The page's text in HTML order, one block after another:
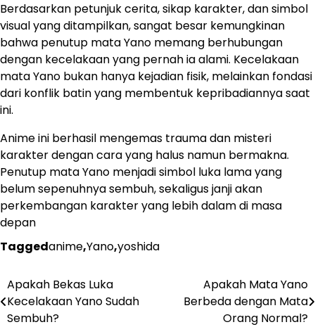
Berdasarkan petunjuk cerita, sikap karakter, dan simbol
visual yang ditampilkan, sangat besar kemungkinan
bahwa penutup mata Yano memang berhubungan
dengan kecelakaan yang pernah ia alami. Kecelakaan
mata Yano bukan hanya kejadian fisik, melainkan fondasi
dari konflik batin yang membentuk kepribadiannya saat
ini.
Anime ini berhasil mengemas trauma dan misteri
karakter dengan cara yang halus namun bermakna.
Penutup mata Yano menjadi simbol luka lama yang
belum sepenuhnya sembuh, sekaligus janji akan
perkembangan karakter yang lebih dalam di masa
depan
Taggedanime,Yano,yoshida
Navigasi
pos
Apakah Bekas Luka
Kecelakaan Yano Sudah
Sembuh?
Apakah Mata Yano
Berbeda dengan Mata
Orang Normal?